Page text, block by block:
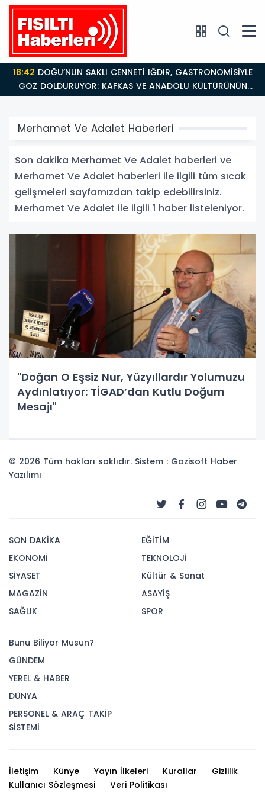
18:42
GÖZ DOLDURUYOR: KAFKAS VE ANADOLU KÜLTÜRÜNÜN
BULUŞMA NOKTASI
Merhamet Ve Adalet Haberleri
Son dakika Merhamet Ve Adalet haberleri ve
Merhamet Ve Adalet haberleri ile ilgili tüm sıcak
gelişmeleri sayfamızdan takip edebilirsiniz.
Merhamet Ve Adalet ile ilgili 1 haber listeleniyor.
"Doğan O Eşsiz Nur, Yüzyıllardır Yolumuzu
Aydınlatıyor: TİGAD’dan Kutlu Doğum
Mesajı"
© 2026 Tüm hakları saklıdır. Sistem : Gazisoft Haber
Yazılımı
SON DAKİKA
EKONOMİ
SİYASET
MAGAZİN
SAĞLIK
EĞİTİM
TEKNOLOJİ
Kültür & Sanat
ASAYİŞ
SPOR
Bunu Biliyor Musun?
GÜNDEM
YEREL & HABER
DÜNYA
PERSONEL & ARAÇ TAKİP
SİSTEMİ
İletişim Künye Yayın İlkeleri Kurallar
Gizlilik
Kullanıcı Sözleşmesi
Veri Politikası